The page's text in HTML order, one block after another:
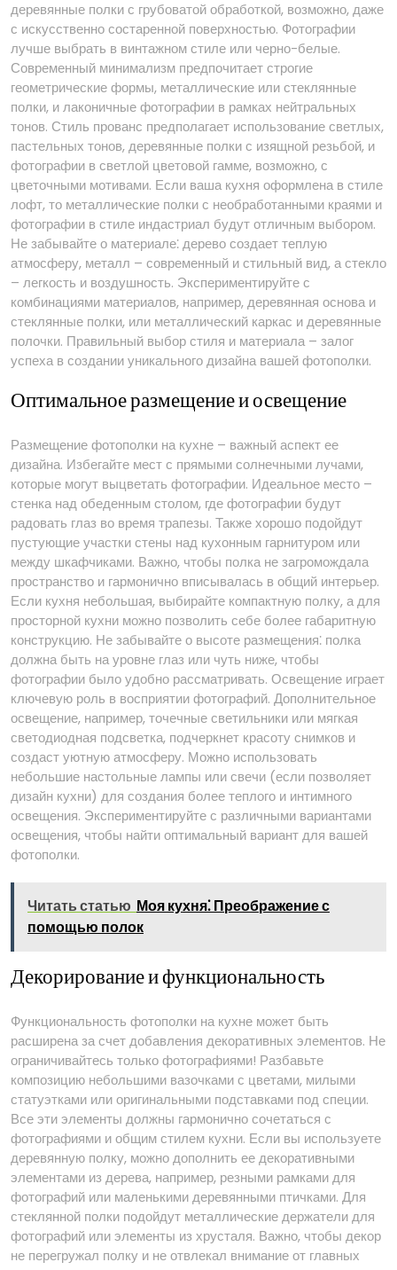
деревянные полки с грубоватой обработкой, возможно, даже
с искусственно состаренной поверхностью. Фотографии
лучше выбрать в винтажном стиле или черно-белые.
Современный минимализм предпочитает строгие
геометрические формы, металлические или стеклянные
полки, и лаконичные фотографии в рамках нейтральных
тонов. Стиль прованс предполагает использование светлых,
пастельных тонов, деревянные полки с изящной резьбой, и
фотографии в светлой цветовой гамме, возможно, с
цветочными мотивами. Если ваша кухня оформлена в стиле
лофт, то металлические полки с необработанными краями и
фотографии в стиле индастриал будут отличным выбором.
Не забывайте о материале⁚ дерево создает теплую
атмосферу, металл – современный и стильный вид, а стекло
– легкость и воздушность. Экспериментируйте с
комбинациями материалов, например, деревянная основа и
стеклянные полки, или металлический каркас и деревянные
полочки. Правильный выбор стиля и материала – залог
успеха в создании уникального дизайна вашей фотополки.
Оптимальное размещение и освещение
Размещение фотополки на кухне – важный аспект ее
дизайна. Избегайте мест с прямыми солнечными лучами,
которые могут выцветать фотографии. Идеальное место –
стенка над обеденным столом, где фотографии будут
радовать глаз во время трапезы. Также хорошо подойдут
пустующие участки стены над кухонным гарнитуром или
между шкафчиками. Важно, чтобы полка не загромождала
пространство и гармонично вписывалась в общий интерьер.
Если кухня небольшая, выбирайте компактную полку, а для
просторной кухни можно позволить себе более габаритную
конструкцию. Не забывайте о высоте размещения⁚ полка
должна быть на уровне глаз или чуть ниже, чтобы
фотографии было удобно рассматривать. Освещение играет
ключевую роль в восприятии фотографий. Дополнительное
освещение, например, точечные светильники или мягкая
светодиодная подсветка, подчеркнет красоту снимков и
создаст уютную атмосферу. Можно использовать
небольшие настольные лампы или свечи (если позволяет
дизайн кухни) для создания более теплого и интимного
освещения. Экспериментируйте с различными вариантами
освещения, чтобы найти оптимальный вариант для вашей
фотополки.
Читать статью Моя кухня⁚ Преображение с
помощью полок
Декорирование и функциональность
Функциональность фотополки на кухне может быть
расширена за счет добавления декоративных элементов. Не
ограничивайтесь только фотографиями! Разбавьте
композицию небольшими вазочками с цветами, милыми
статуэтками или оригинальными подставками под специи.
Все эти элементы должны гармонично сочетаться с
фотографиями и общим стилем кухни. Если вы используете
деревянную полку, можно дополнить ее декоративными
элементами из дерева, например, резными рамками для
фотографий или маленькими деревянными птичками. Для
стеклянной полки подойдут металлические держатели для
фотографий или элементы из хрусталя. Важно, чтобы декор
не перегружал полку и не отвлекал внимание от главных